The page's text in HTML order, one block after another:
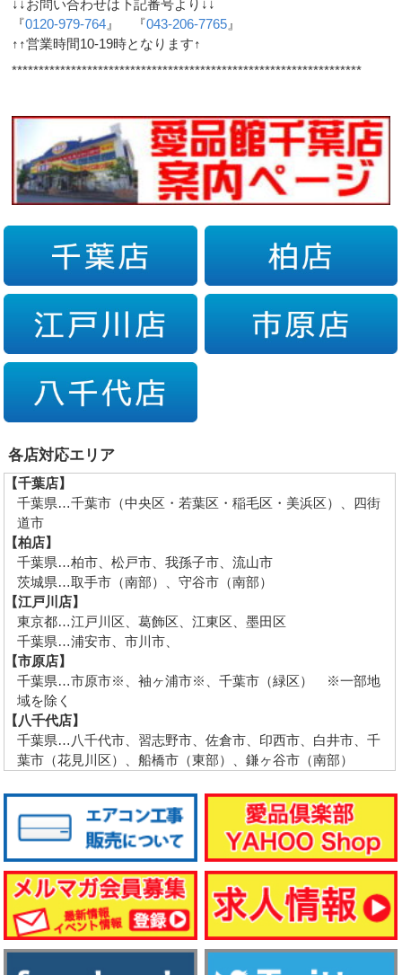
↓↓お問い合わせは下記番号より↓↓
『0120-979-764 』 『043-206-7765 』
↑↑営業時間10-19時となります↑
*****************************************************************
各店対応エリア
【千葉店】
千葉県…千葉市（中央区・若葉区・稲毛区・美浜区）、四街
道市
【柏店】
千葉県…柏市、松戸市、我孫子市、流山市
茨城県…取手市（南部）、守谷市（南部）
【江戸川店】
東京都…江戸川区、葛飾区、江東区、墨田区
千葉県…浦安市、市川市、
【市原店】
千葉県…市原市※、袖ヶ浦市※、千葉市（緑区） ※一部地
域を除く
【八千代店】
千葉県…八千代市、習志野市、佐倉市、印西市、白井市、千
葉市（花見川区）、船橋市（東部）、鎌ヶ谷市（南部）